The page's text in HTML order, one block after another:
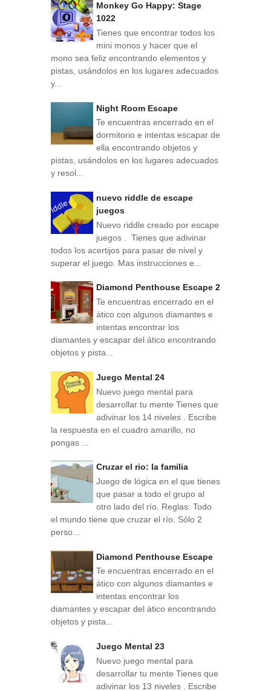
Monkey Go Happy: Stage
1022
Tienes que encontrar todos los
mini monos y hacer que el
mono sea feliz encontrando elementos y
pistas, usándolos en los lugares adecuados
y...
Night Room Escape
Te encuentras encerrado en el
dormitorio e intentas escapar de
ella encontrando objetos y
pistas, usándolos en los lugares adecuados
y resol...
nuevo riddle de escape
juegos
Nuevo riddle creado por escape
juegos . Tienes que adivinar
todos los acertijos para pasar de nivel y
superar el juego. Mas instrucciones e...
Diamond Penthouse Escape 2
Te encuentras encerrado en el
ático con algunos diamantes e
intentas encontrar los
diamantes y escapar del ático encontrando
objetos y pista...
Juego Mental 24
Nuevo juego mental para
desarrollar tu mente Tienes que
adivinar los 14 niveles . Escribe
la respuesta en el cuadro amarillo, no
pongas ...
Cruzar el rio: la familia
Juego de lógica en el que tienes
que pasar a todo el grupo al
otro lado del río. Reglas: Todo
el mundo tiene que cruzar el río. Sólo 2
perso...
Diamond Penthouse Escape
Te encuentras encerrado en el
ático con algunos diamantes e
intentas encontrar los
diamantes y escapar del ático encontrando
objetos y pista...
Juego Mental 23
Nuevo juego mental para
desarrollar tu mente Tienes que
adivinar los 13 niveles . Escribe